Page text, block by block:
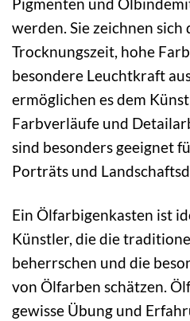
Pigmenten und
werden. Sie zeichnen
Trocknungszeit, hohe
besondere Leuchtkraft
ermöglichen es dem
Farbverläufe und
sind besonders geeignet
Porträts und
Ein Ölfarbigenkasten ist
Künstler, die die
beherrschen und die
von Ölfarben schätzen.
gewisse Übung und